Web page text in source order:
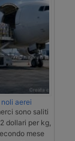
aerei
sono saliti
dollari per kg,
mese